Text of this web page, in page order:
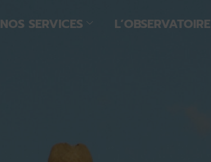
NOS SERVICES L’OBSERVATOIRE